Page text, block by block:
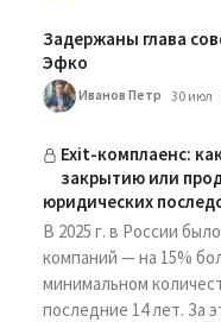
Задержаны глава
Эфко
Иванов Петр 30 июл
Exit-комплаенс:
закрытию или
юридических
В 2025 г. в России
компаний — на 15%
минимальном
последние 14 лет. За